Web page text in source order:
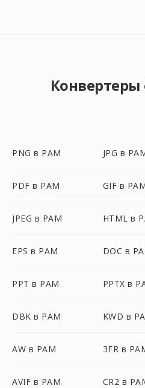
PNG в PAM JPG в
PDF в PAM GIF в
JPEG в PAM HTML в
EPS в PAM DOC в
PPT в PAM PPTX в
DBK в PAM KWD в
AW в PAM 3FR в
AVIF в PAM CR2 в